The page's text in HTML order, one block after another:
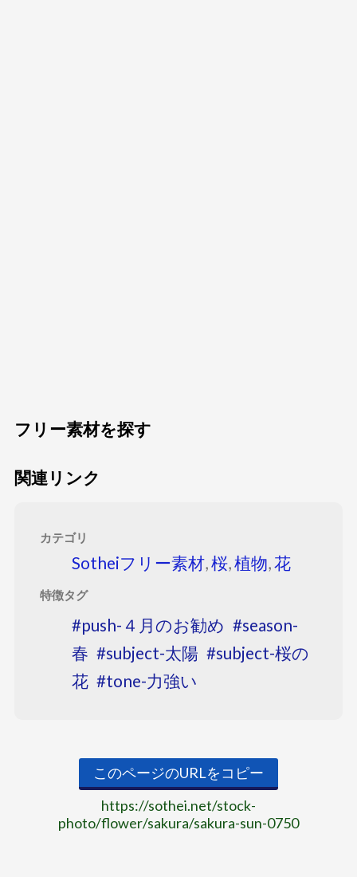
フリー素材を探す
関連リンク
カテゴリ
Sotheiフリー素材,桜,植物,花
特徴タグ
push-４月のお勧め
season-
春
subject-太陽
subject-桜の
花
tone-力強い
このページのURLをコピー
https://sothei.net/stock-
photo/flower/sakura/sakura-sun-0750